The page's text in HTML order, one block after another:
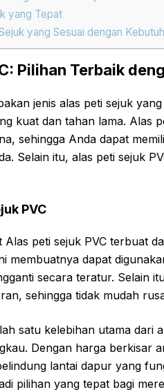
yang Tepat
yang Sesuai dengan
Pilihan Terbaik
jenis alas peti sejuk
kuat dan tahan lama. Alas
sehingga Anda dapat
Selain itu, alas peti sejuk
PVC
Alas peti sejuk PVC terbuat
membuatnya dapat
secara teratur. Selain
sehingga tidak mudah
satu kelebihan utama dari
Dengan harga berkisar
lantai dapur yang
pilihan yang tepat bagi